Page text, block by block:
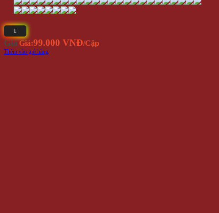
Giá Giá:99.000 VNĐ/Cặp
Thêm vào giỏ hàng